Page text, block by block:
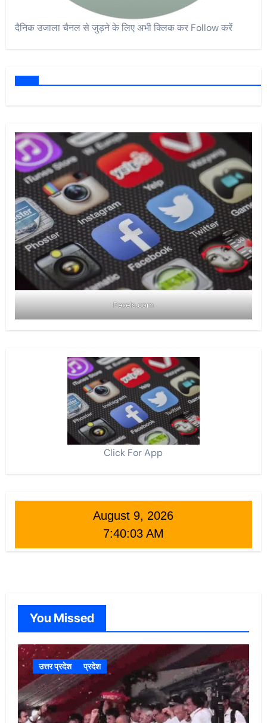
दैनिक उजाला चैनल से जुड़ने के लिए अभी क्लिक कर Follow करें
Pexels.com
Click For App
August 9, 2026
7:40:05 AM
You Missed
उत्तर प्रदेश प्रदेश